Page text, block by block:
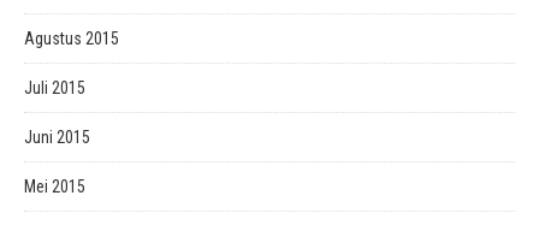
Agustus 2015
Juli 2015
Juni 2015
Mei 2015